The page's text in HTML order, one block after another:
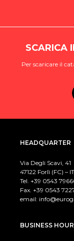
SCARICA
Per scaricare il
HEADQUARTER
Via Degli Scavi, 41
47122 Forlì (FC) –
Tel. +39 0543
Fax. +39 0543
email:
BUSINESS